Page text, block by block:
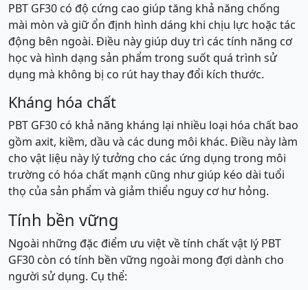
PBT GF30 có độ cứng cao giúp tăng khả năng chống
mài mòn và giữ ổn định hình dáng khi chịu lực hoặc tác
động bên ngoài. Điều này giúp duy trì các tính năng cơ
học và hình dạng sản phẩm trong suốt quá trình sử
dụng mà không bị co rút hay thay đổi kích thước.
Kháng hóa chất
PBT GF30 có khả năng kháng lại nhiều loại hóa chất bao
gồm axit, kiềm, dầu và các dung môi khác. Điều này làm
cho vật liệu này lý tưởng cho các ứng dụng trong môi
trường có hóa chất mạnh cũng như giúp kéo dài tuổi
thọ của sản phẩm và giảm thiểu nguy cơ hư hỏng.
Tính bền vững
Ngoài những đặc điểm ưu việt về tính chất vật lý PBT
GF30 còn có tính bền vững ngoài mong đợi dành cho
người sử dụng. Cụ thể: